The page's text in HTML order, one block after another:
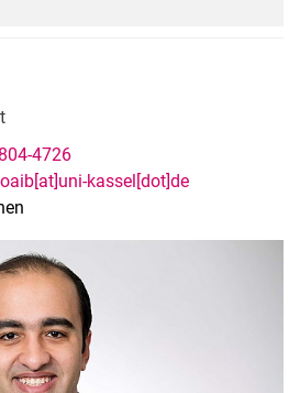
4726
kassel[dot]de